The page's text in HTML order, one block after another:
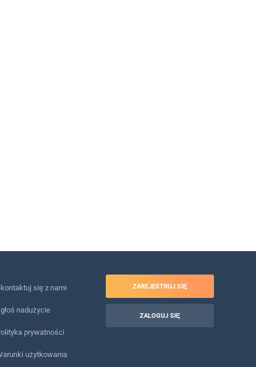
się z nami
nadużycie
prywatności
użytkowania
ZAREJESTRUJ SIĘ
ZALOGUJ SIĘ